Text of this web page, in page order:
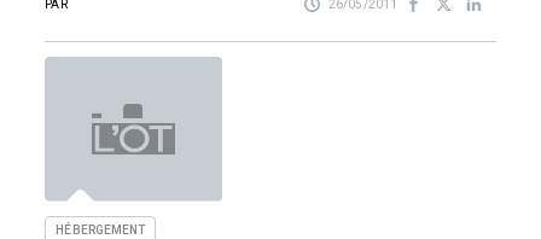
PAR 26/05/2011
HÉBERGEMENT